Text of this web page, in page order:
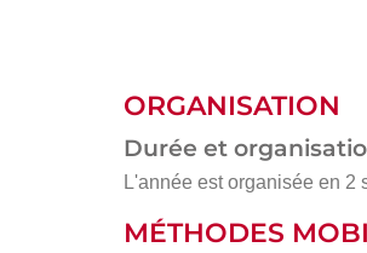
ORGANISATION
Durée et
L'année est organisée en 2
MÉTHODES